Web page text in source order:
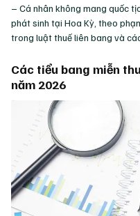
– Cá nhân không mang quốc
phát sinh tại Hoa Kỳ, theo
trong luật thuế liên bang và
Các tiểu bang miễn
năm 2026